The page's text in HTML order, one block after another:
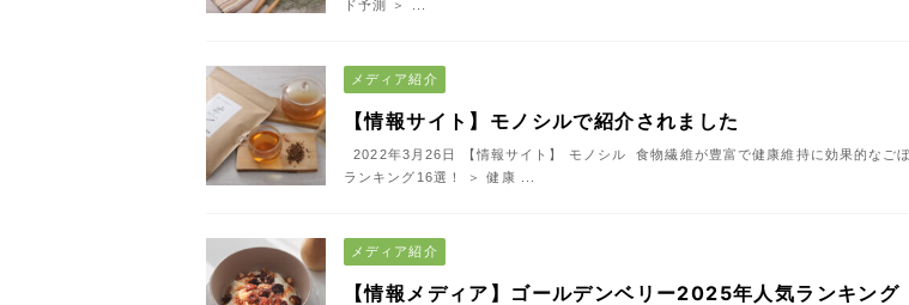
ド予測 ＞ ...
メディア紹介
【情報サイト】モノシルで紹介されました
2022年3月26日 【情報サイト】 モノシル 食物繊維が豊富で健康維持に効果的なご
ランキング16選！ ＞ 健康 ...
メディア紹介
【情報メディア】ゴールデンベリー2025年人気ランキング